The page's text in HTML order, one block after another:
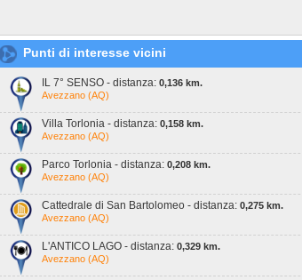
Punti di interesse vicini
IL 7° SENSO - distanza: 0,136 km.
Avezzano (AQ)
Villa Torlonia - distanza: 0,158 km.
Avezzano (AQ)
Parco Torlonia - distanza: 0,208 km.
Avezzano (AQ)
Cattedrale di San Bartolomeo - distanza: 0,275 km.
Avezzano (AQ)
L'ANTICO LAGO - distanza: 0,329 km.
Avezzano (AQ)